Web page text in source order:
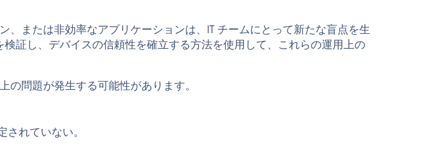
または非効率なアプリケーションは、IT チームにとって新たな盲点を生
検証し、デバイスの信頼性を確立する方法を使用して、これらの運用上の
問題が発生する可能性があります。
れていない。